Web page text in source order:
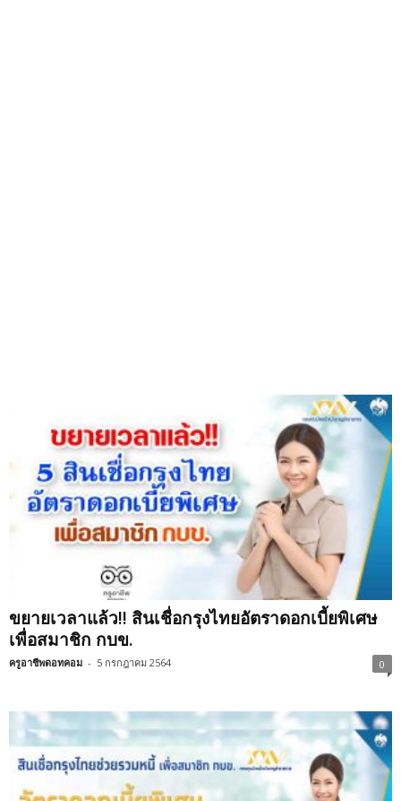
ขยายเวลาแล้ว!! สินเชื่อกรุงไทยอัตราดอกเบี้ยพิเศษ
เพื่อสมาชิก กบข.
ครูอาชีพดอทคอม - 5 กรกฎาคม 2564 0